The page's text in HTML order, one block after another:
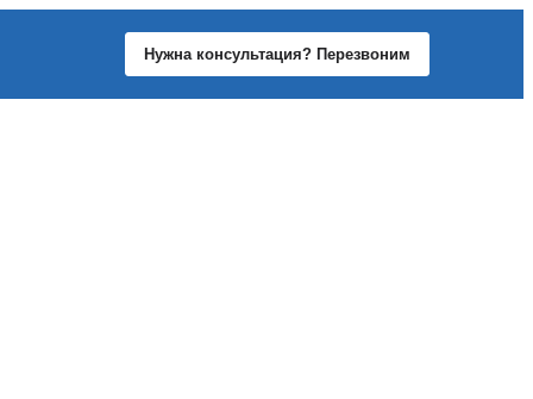
Нужна консультация? Перезвоним